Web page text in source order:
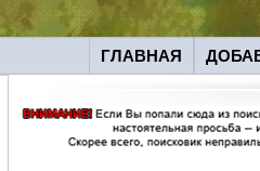
ГЛАВНАЯ